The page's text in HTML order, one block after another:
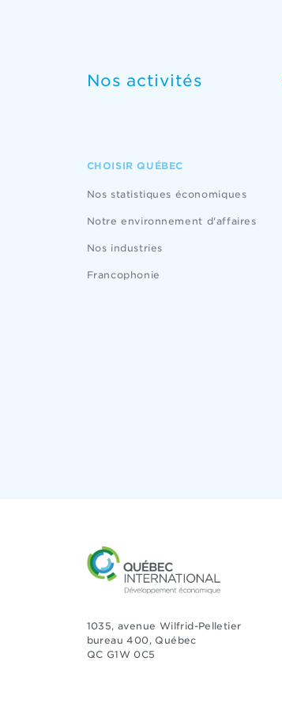
Nos activités
CHOISIR QUÉBEC
Nos statistiques économiques
Notre environnement d'affaires
Nos industries
Francophonie
1035, avenue Wilfrid-Pelletier
bureau 400, Québec
QC G1W 0C5